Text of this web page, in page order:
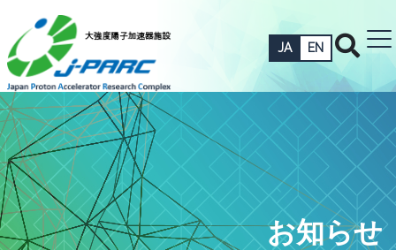
JA EN
お知らせ